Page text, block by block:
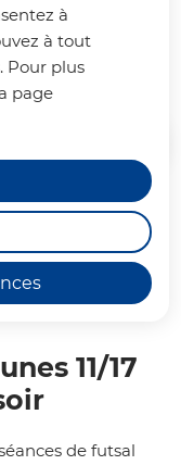
à
à tout
Pour plus
page
des
11/17
de futsal